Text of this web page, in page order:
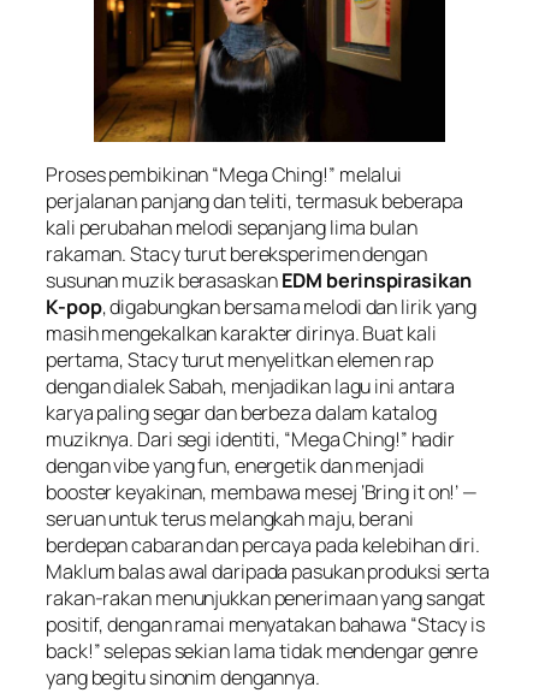
Proses pembikinan “Mega Ching!” melalui
perjalanan panjang dan teliti, termasuk beberapa
kali perubahan melodi sepanjang lima bulan
rakaman. Stacy turut bereksperimen dengan
susunan muzik berasaskanEDM berinspirasikan
K-pop, digabungkan bersama melodi dan lirik yang
masih mengekalkan karakter dirinya. Buat kali
pertama, Stacy turut menyelitkan elemen rap
dengan dialek Sabah, menjadikan lagu ini antara
karya paling segar dan berbeza dalam katalog
muziknya. Dari segi identiti, “Mega Ching!” hadir
dengan vibe yang fun, energetik dan menjadi
booster keyakinan, membawa mesej ‘Bring it on!’ —
seruan untuk terus melangkah maju, berani
berdepan cabaran dan percaya pada kelebihan diri.
Maklum balas awal daripada pasukan produksi serta
rakan-rakan menunjukkan penerimaan yang sangat
positif, dengan ramai menyatakan bahawa “Stacy is
back!” selepas sekian lama tidak mendengar genre
yang begitu sinonim dengannya.